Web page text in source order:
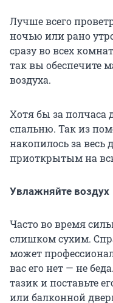
Лучше всего
ночью или рано
сразу во всех
так вы обеспечите
воздуха.
Хотя бы за полчаса
спальню. Так из
накопилось за весь
приоткрытым на
Увлажняйте воздух
Часто во время
слишком сухим.
может
вас его нет — не
тазик и поставьте
или балконной